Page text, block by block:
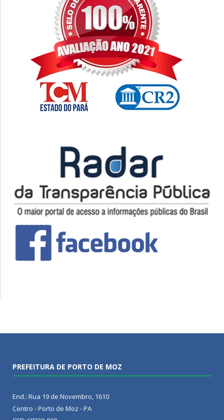
PREFEITURA DE PORTO DE MOZ
End.: Rua 19 de Novembro, 1610
Centro - Porto de Moz - PA